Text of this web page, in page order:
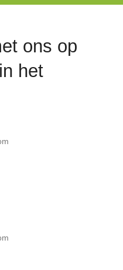
ons op
het